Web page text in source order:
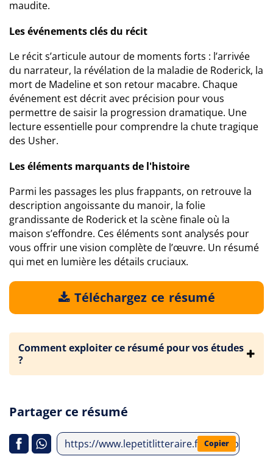
maudite.
Les événements clés du récit
Le récit s’articule autour de moments forts : l’arrivée
du narrateur, la révélation de la maladie de Roderick, la
mort de Madeline et son retour macabre. Chaque
événement est décrit avec précision pour vous
permettre de saisir la progression dramatique. Une
lecture essentielle pour comprendre la chute tragique
des Usher.
Les éléments marquants de l'histoire
Parmi les passages les plus frappants, on retrouve la
description angoissante du manoir, la folie
grandissante de Roderick et la scène finale où la
maison s’effondre. Ces éléments sont analysés pour
vous offrir une vision complète de l’œuvre. Un résumé
qui met en lumière les détails cruciaux.
Téléchargez ce résumé
Comment exploiter ce résumé pour vos études
?
Partager ce résumé
https://www.lepetitlitteraire.fr/index.php/
Copier